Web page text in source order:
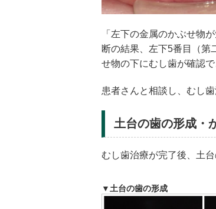
「左下の金属のかぶせ物
断の結果、左下5番目（第
せ物の下にむし歯が確認で
患者さんと相談し、むし
土台の歯の形成・
むし歯治療が完了後、土
▼土台の歯の形成